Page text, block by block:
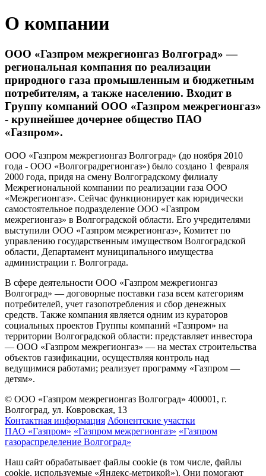
О компании
ООО «Газпром межрегионгаз Волгоград» —
региональная компания по реализации
природного газа промышленным и бюджетным
потребителям, а также населению. Входит в
Группу компаний ООО «Газпром межрегионгаз»
- крупнейшее дочернее общество ПАО
«Газпром».
ООО «Газпром межрегионгаз Волгоград» (до ноября 2010
года - ООО «Волгоградрегионгаз») было создано 1 февраля
2000 года, придя на смену Волгоградскому филиалу
Межрегиональной компании по реализации газа ООО
«Межрегионгаз». Сейчас функционирует как юридически
самостоятельное подразделение ООО «Газпром
межрегионгаз» в Волгоградской области. Его учредителями
выступили ООО «Газпром межрегионгаз», Комитет по
управлению государственным имуществом Волгоградской
области, Департамент муниципального имущества
администрации г. Волгограда.
В сфере деятельности ООО «Газпром межрегионгаз
Волгоград» — договорные поставки газа всем категориям
потребителей, учет газопотребления и сбор денежных
средств. Также компания является одним из кураторов
социальных проектов Группы компаний «Газпром» на
территории Волгоградской области: представляет инвестора
— ООО «Газпром межрегионгаз» — на местах строительства
объектов газификации, осуществляя контроль над
ведущимися работами; реализует программу «Газпром —
детям».
© ООО «Газпром межрегионгаз Волгоград» 400001, г.
Волгоград, ул. Ковровская, 13
Контактная информация Абонентские участки
ПАО «Газпром» «Газпром межрегионгаз» «Газпром
газораспределение Волгоград»
Наш сайт обрабатывает файлы cookie (в том числе, файлы
cookie, используемые «Яндекс-метрикой»). Они помогают